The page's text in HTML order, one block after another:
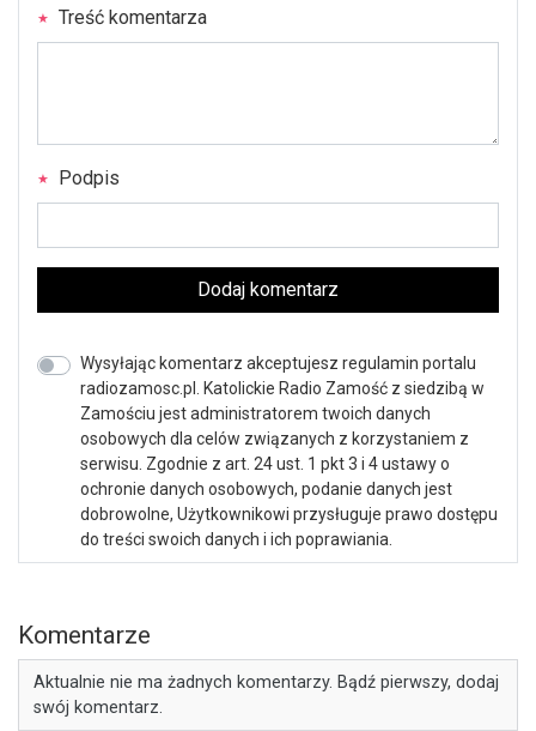
Treść komentarza
Podpis
Dodaj komentarz
Wysyłając komentarz akceptujesz regulamin portalu
radiozamosc.pl. Katolickie Radio Zamość z siedzibą w
Zamościu jest administratorem twoich danych
osobowych dla celów związanych z korzystaniem z
serwisu. Zgodnie z art. 24 ust. 1 pkt 3 i 4 ustawy o
ochronie danych osobowych, podanie danych jest
dobrowolne, Użytkownikowi przysługuje prawo dostępu
do treści swoich danych i ich poprawiania.
Komentarze
Aktualnie nie ma żadnych komentarzy. Bądź pierwszy, dodaj
swój komentarz.